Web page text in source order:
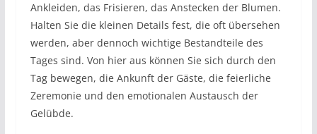
Ankleiden, das Frisieren, das Anstecken der Blumen.
Halten Sie die kleinen Details fest, die oft übersehen
werden, aber dennoch wichtige Bestandteile des
Tages sind. Von hier aus können Sie sich durch den
Tag bewegen, die Ankunft der Gäste, die feierliche
Zeremonie und den emotionalen Austausch der
Gelübde.